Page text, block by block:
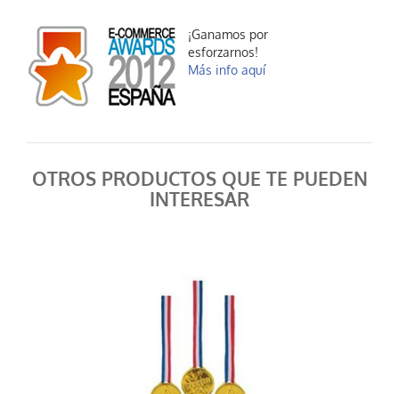
Castañuela mini
AÑADIR AL CARRITO
Pito afilador
0,35 €
AÑADIR AL CARRITO
¡Ganamos por
esforzarnos!
Más info aquí
OTROS PRODUCTOS QUE TE PUEDEN
INTERESAR